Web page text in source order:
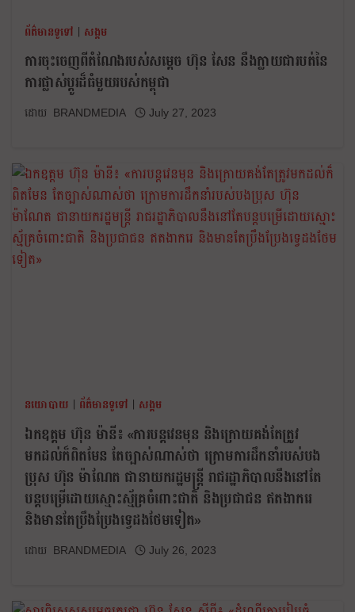
ព័ត៌មានទូទៅ | សង្គម
ការចុះចេញពីតំណែងរបស់សម្ដេច ហ៊ុន សែន នឹងក្លាយជារបត់នៃ
ការផ្លាស់ប្ដូរដ៏ធំមួយរបស់កម្ពុជា
BRANDMEDIA July 27, 2023
នយោបាយ | ព័ត៌មានទូទៅ | សង្គម
ឯកឧត្តម ហ៊ុន ម៉ានី៖ «ការបន្តវេនមុន និងក្រោយគង់តែត្រូវ
មកដល់ក៏ពិតមែន តែច្បាស់ណាស់ថា ក្រោមការដឹកនាំរបស់បង
ប្រុស ហ៊ុន ម៉ាណែត ជានាយករដ្ឋមន្រ្តី រាជរដ្ឋាភិបាលនឹងនៅតែ
បន្តបម្រើដោយស្មោះស្ម័គ្រចំពោះជាតិ និងប្រជាជន ឥតងាករេ
និងមានតែប្រឹងប្រែងទ្វេដងថែមទៀត»
BRANDMEDIA July 26, 2023